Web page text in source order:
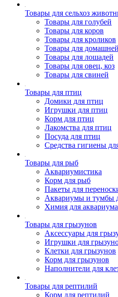
Товары для сельхоз
Товары для голубей
Товары для коров
Товары для кроликов
Товары для
Товары для лошадей
Товары для овец, коз
Товары для свиней
Товары для птиц
Домики для птиц
Игрушки для птиц
Корм для птиц
Лакомства для птиц
Посуда для птиц
Средства гигиены
Товары для рыб
Аквариумистика
Корм для рыб
Пакеты для
Аквариумы и тумбы
Химия для аквариума
Товары для грызунов
Аксессуары для
Игрушки для
Клетки для грызунов
Корм для грызунов
Наполнители для
Товары для рептилий
Корм для рептилий